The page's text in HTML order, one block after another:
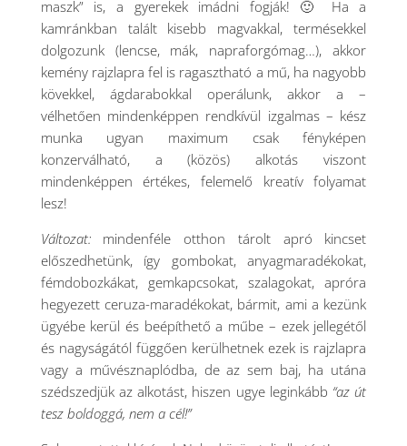
maszk” is, a gyerekek imádni fogják! 🙂 Ha a
kamránkban talált kisebb magvakkal, termésekkel
dolgozunk (lencse, mák, napraforgómag…), akkor
kemény rajzlapra fel is ragasztható a mű, ha nagyobb
kövekkel, ágdarabokkal operálunk, akkor a –
vélhetően mindenképpen rendkívül izgalmas – kész
munka ugyan maximum csak fényképen
konzerválható, a (közös) alkotás viszont
mindenképpen értékes, felemelő kreatív folyamat
lesz!
Változat:mindenféle otthon tárolt apró kincset
előszedhetünk, így gombokat, anyagmaradékokat,
fémdobozkákat, gemkapcsokat, szalagokat, apróra
hegyezett ceruza-maradékokat, bármit, ami a kezünk
ügyébe kerül és beépíthető a műbe – ezek jellegétől
és nagyságától függően kerülhetnek ezek is rajzlapra
vagy a művésznaplódba, de az sem baj, ha utána
szédszedjük az alkotást, hiszen ugye leginkább “az út
tesz boldoggá, nem a cél!”